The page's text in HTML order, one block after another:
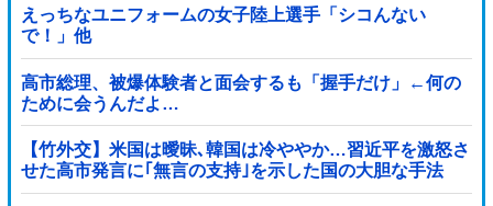
えっちなユニフォームの女子陸上選手「シコんない
で！」他
高市総理、被爆体験者と面会するも「握手だけ」←何の
ために会うんだよ…
【竹外交】米国は曖昧､韓国は冷ややか…習近平を激怒さ
せた高市発言に｢無言の支持｣を示した国の大胆な手法